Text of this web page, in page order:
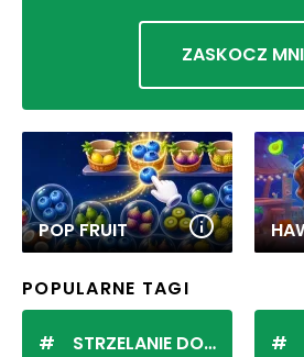
ZASKOCZ
POP FRUIT
POPULARNE TAGI
STRZELANIE DO KULEK